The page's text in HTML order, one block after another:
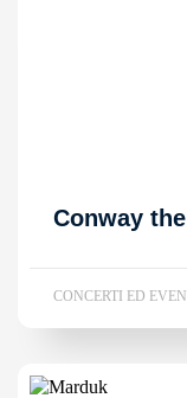
Conway
CONCERTI ED